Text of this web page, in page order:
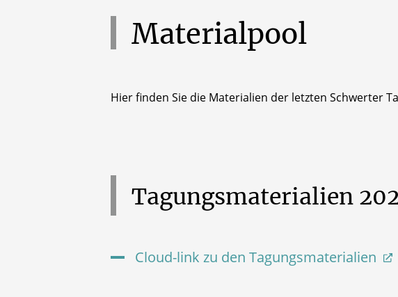
Materialpool
Hier finden Sie die Materialien der letzten Schwerter
Tagungsmaterialien
Cloud-link zu den Tagungsmaterialien